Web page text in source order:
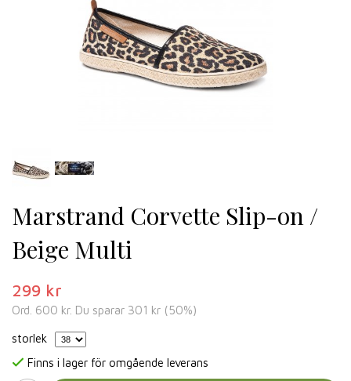
Marstrand Corvette Slip-on /
Beige Multi
299 kr
Ord. 600 kr. Du sparar 301 kr (50%)
storlek
Finns i lager för omgående leverans